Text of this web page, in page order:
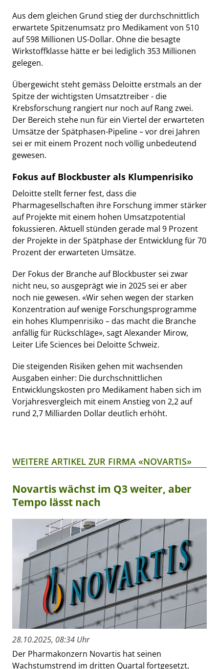
Aus dem gleichen Grund stieg der durchschnittlich
erwartete Spitzenumsatz pro Medikament von 510
auf 598 Millionen US-Dollar. Ohne die besagte
Wirkstoffklasse hätte er bei lediglich 353 Millionen
gelegen.
Übergewicht steht gemäss Deloitte erstmals an der
Spitze der wichtigsten Umsatztreiber - die
Krebsforschung rangiert nur noch auf Rang zwei.
Der Bereich stehe nun für ein Viertel der erwarteten
Umsätze der Spätphasen-Pipeline – vor drei Jahren
sei er mit einem Prozent noch völlig unbedeutend
gewesen.
Fokus auf Blockbuster als Klumpenrisiko
Deloitte stellt ferner fest, dass die
Pharmagesellschaften ihre Forschung immer stärker
auf Projekte mit einem hohen Umsatzpotential
fokussieren. Aktuell stünden gerade mal 9 Prozent
der Projekte in der Spätphase der Entwicklung für 70
Prozent der erwarteten Umsätze.
Der Fokus der Branche auf Blockbuster sei zwar
nicht neu, so ausgeprägt wie in 2025 sei er aber
noch nie gewesen. «Wir sehen wegen der starken
Konzentration auf wenige Forschungsprogramme
ein hohes Klumpenrisiko – das macht die Branche
anfällig für Rückschläge», sagt Alexander Mirow,
Leiter Life Sciences bei Deloitte Schweiz.
Die steigenden Risiken gehen mit wachsenden
Ausgaben einher: Die durchschnittlichen
Entwicklungskosten pro Medikament haben sich im
Vorjahresvergleich mit einem Anstieg von 2,2 auf
rund 2,7 Milliarden Dollar deutlich erhöht.
WEITERE ARTIKEL ZUR FIRMA «NOVARTIS»
Novartis wächst im Q3 weiter, aber
Tempo lässt nach
28.10.2025, 08:34 Uhr
Der Pharmakonzern Novartis hat seinen
Wachstumstrend im dritten Quartal fortgesetzt,